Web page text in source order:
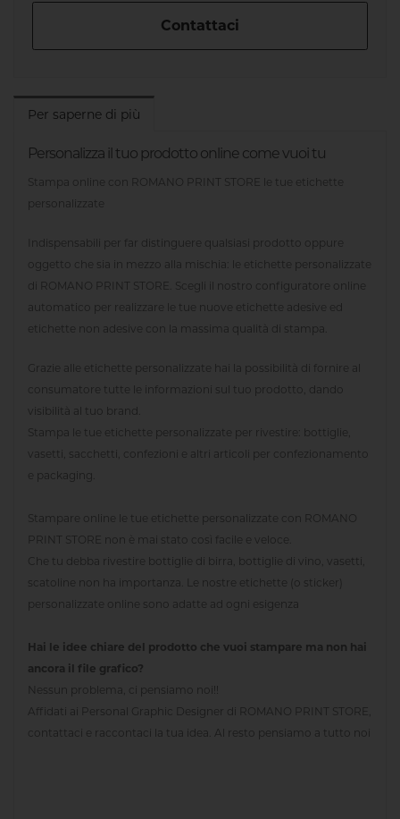
Contattaci
Per saperne di più
Personalizza il tuo prodotto online come vuoi tu
Stampa online con ROMANO PRINT STORE le tue etichette
personalizzate
Indispensabili per far distinguere qualsiasi prodotto oppure
oggetto che sia in mezzo alla mischia: le etichette personalizzate
di ROMANO PRINT STORE. Scegli il nostro configuratore online
automatico per realizzare le tue nuove etichette adesive ed
etichette non adesive con la massima qualità di stampa.
Grazie alle etichette personalizzate hai la possibilità di fornire al
consumatore tutte le informazioni sul tuo prodotto, dando
visibilità al tuo brand.
Stampa le tue etichette personalizzate per rivestire: bottiglie,
vasetti, sacchetti, confezioni e altri articoli per confezionamento
e packaging.
Stampare online le tue etichette personalizzate con ROMANO
PRINT STORE non è mai stato così facile e veloce.
Che tu debba rivestire bottiglie di birra, bottiglie di vino, vasetti,
scatoline non ha importanza. Le nostre etichette (o sticker)
personalizzate online sono adatte ad ogni esigenza
Hai le idee chiare del prodotto che vuoi stampare ma non hai
ancora il file grafico?
Nessun problema, ci pensiamo noi!!
Affidati ai Personal Graphic Designer di ROMANO PRINT STORE,
contattaci e raccontaci la tua idea. Al resto pensiamo a tutto noi